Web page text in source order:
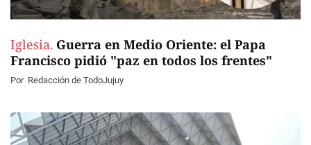
Iglesia. Guerra en Medio Oriente: el Papa
Francisco pidió "paz en todos los frentes"
Por Redacción de TodoJujuy